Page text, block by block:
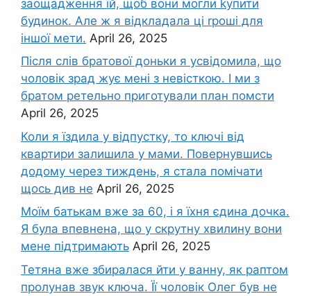
заощадження їй, щоб вони могли kупити
будинок. Але ж я відкладала ці rроші для
іншої мети. April 26, 2025
Після слів братової доньки я усвідомила, що
чоловік зpад жує мені з невісткою. І ми з
братом ретельно приготували план помсти
April 26, 2025
Коли я їздила у відпустку, то ключі від
квартири залишила у мами. Повернувшись
додому через тиждень, я стала помічати
щось див не April 26, 2025
Моїм батькам вже за 60, і я їхня єдина дочка.
Я була впевнена, що у скрутну хвилину вони
мене підтримають April 26, 2025
Тетяна вже збиралася йти у ванну, як раптом
пролунав звук ключа. Її чоловік Олег був не